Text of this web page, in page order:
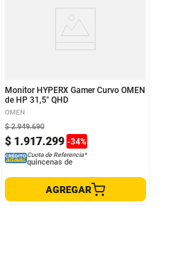
Monitor HYPERX Gamer Curvo OMEN
de HP 31,5" QHD
OMEN
$ 1.917.299 -34%
$ 2.949.690
Cuota de Referencia*
quincenas de
AGREGAR